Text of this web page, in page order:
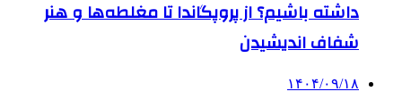
داشته باشیم؟ از پروپگاندا تا مغلطه‌ها و هنر
شفاف اندیشیدن
۱۴۰۴/۰۹/۱۸